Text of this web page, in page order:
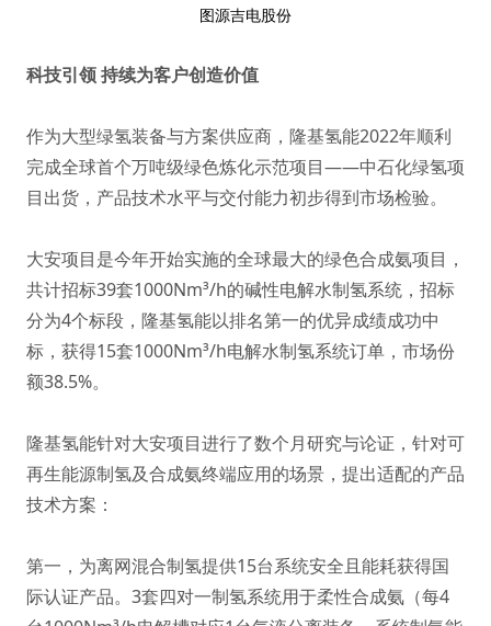
图源吉电股份
科技引领 持续为客户创造价值
作为大型绿氢装备与方案供应商，隆基氢能2022年顺利
完成全球首个万吨级绿色炼化示范项目——中石化绿氢项
目出货，产品技术水平与交付能力初步得到市场检验。
大安项目是今年开始实施的全球最大的绿色合成氨项目，
共计招标39套1000Nm³/h的碱性电解水制氢系统，招标
分为4个标段，隆基氢能以排名第一的优异成绩成功中
标，获得15套1000Nm³/h电解水制氢系统订单，市场份
额38.5%。
隆基氢能针对大安项目进行了数个月研究与论证，针对可
再生能源制氢及合成氨终端应用的场景，提出适配的产品
技术方案：
第一，为离网混合制氢提供15台系统安全且能耗获得国
际认证产品。3套四对一制氢系统用于柔性合成氨（每4